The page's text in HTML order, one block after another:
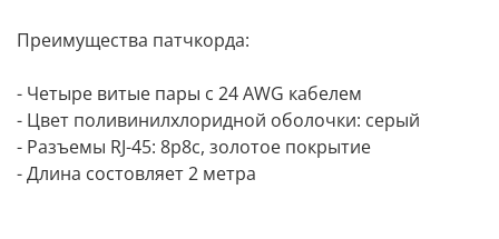
Преимущества патчкорда:
- Четыре витые пары с 24 AWG кабелем
- Цвет поливинилхлоридной оболочки: серый
- Разъемы RJ-45: 8p8c, золотое покрытие
- Длина состовляет 2 метра